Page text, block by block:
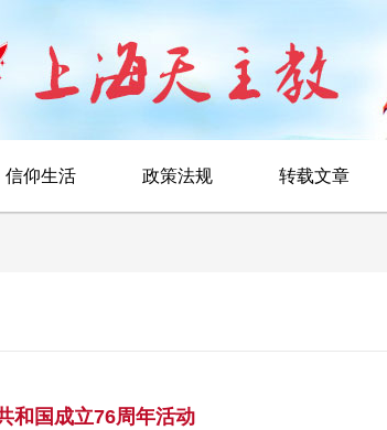
信仰生活 政策法规 转载文章
和国成立76周年活动